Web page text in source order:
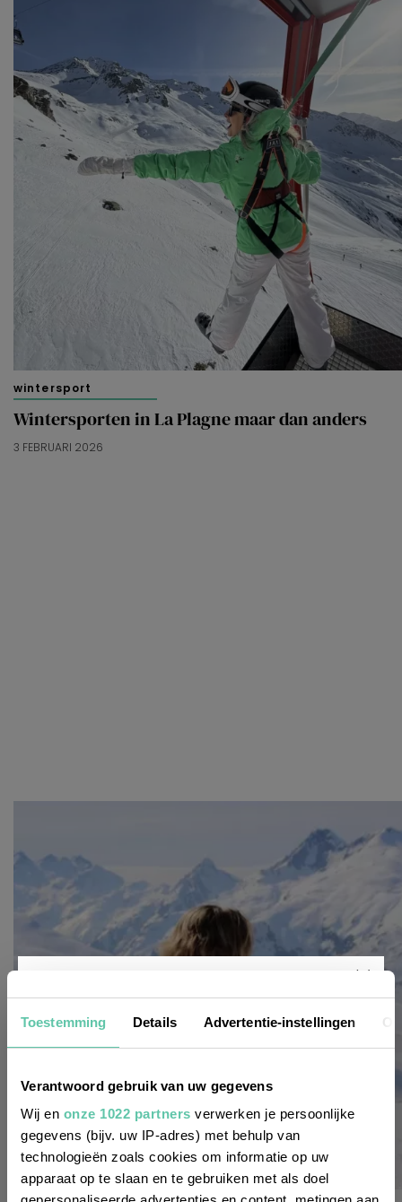
Toestemming Details Advertentie-instellingen
Verantwoord gebruik van uw gegevens
Wij en onze 1022 partners verwerken je persoonlijke
gegevens (bijv. uw IP-adres) met behulp van
technologieën zoals cookies om informatie op uw
apparaat op te slaan en te gebruiken met als doel
wintersport
Wintersporten in La Plagne maar dan anders
3 FEBRUARI 2026
Nieuwsbrief
Wil je altijd als eerste op de hoogte zijn
van de laatste nieuwtjes, leuke adressen
en inspirerende tips voor Frankrijk? Meld
je dan aan voor onze 2-wekelijkse
nieuwsbrief. Zo gedaan!